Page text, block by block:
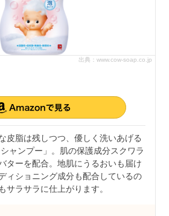
出典：www.cow-soap.co.jp
皮脂は残しつつ、優しく洗いあげる
シャンプー」。肌の保護成分スクワラ
ターを配合。地肌にうるおいも届け
ィショニング成分も配合しているの
サラサラに仕上がります。